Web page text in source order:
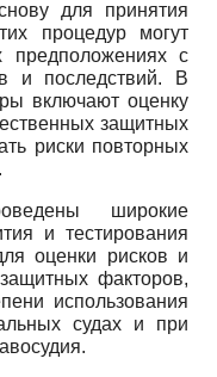
для принятия
процедур могут
предположениях с
и последствий. В
включают оценку
защитных
риски повторных
.
широкие
и тестирования
оценки рисков и
факторов,
использования
судах и при